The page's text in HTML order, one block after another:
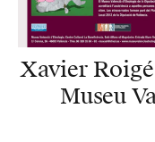
Xavier
Museu